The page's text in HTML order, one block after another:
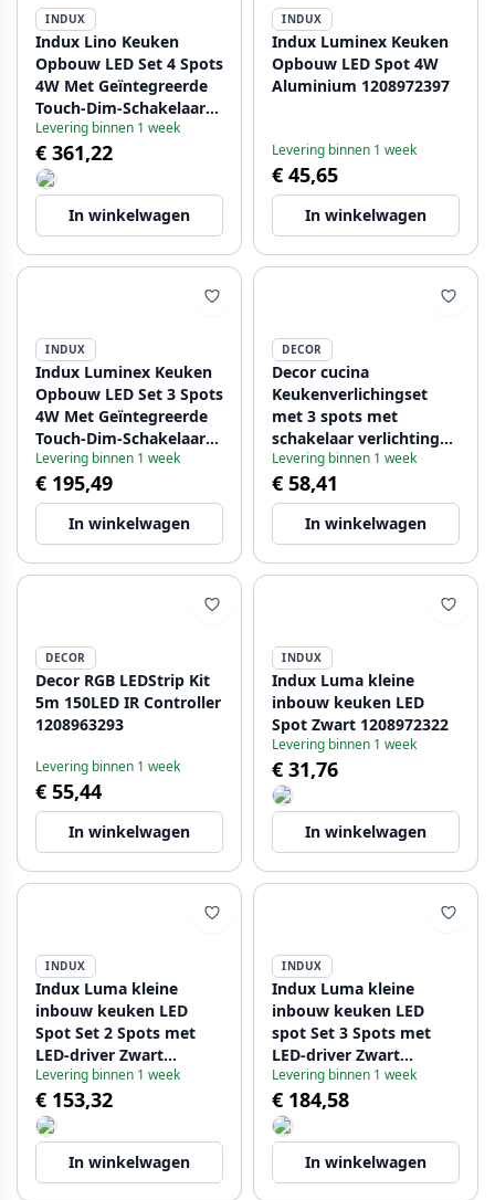
INDUX
Indux Lino Keuken
Opbouw LED Set 4 Spots
4W Met Geïntegreerde
Touch-Dim-Schakelaar
Aluminium 1208972396
Levering binnen 1 week
€ 361,22
In winkelwagen
INDUX
Indux Luminex Keuken
Opbouw LED Spot 4W
Aluminium 1208972397
Levering binnen 1 week
€ 45,65
In winkelwagen
INDUX
Indux Luminex Keuken
Opbouw LED Set 3 Spots
4W Met Geïntegreerde
Touch-Dim-Schakelaar
Aluminium 1208972398
Levering binnen 1 week
€ 195,49
In winkelwagen
DECOR
Decor cucina
Keukenverlichingset
met 3 spots met
schakelaar verlichting
warm wit 1208963267
Levering binnen 1 week
€ 58,41
In winkelwagen
DECOR
Decor RGB LEDStrip Kit
5m 150LED IR Controller
1208963293
Levering binnen 1 week
€ 55,44
In winkelwagen
INDUX
Indux Luma kleine
inbouw keuken LED
Spot Zwart 1208972322
Levering binnen 1 week
€ 31,76
In winkelwagen
INDUX
Indux Luma kleine
inbouw keuken LED
Spot Set 2 Spots met
LED-driver Zwart
1208972323
Levering binnen 1 week
€ 153,32
In winkelwagen
INDUX
Indux Luma kleine
inbouw keuken LED
spot Set 3 Spots met
LED-driver Zwart
1208972324
Levering binnen 1 week
€ 184,58
In winkelwagen